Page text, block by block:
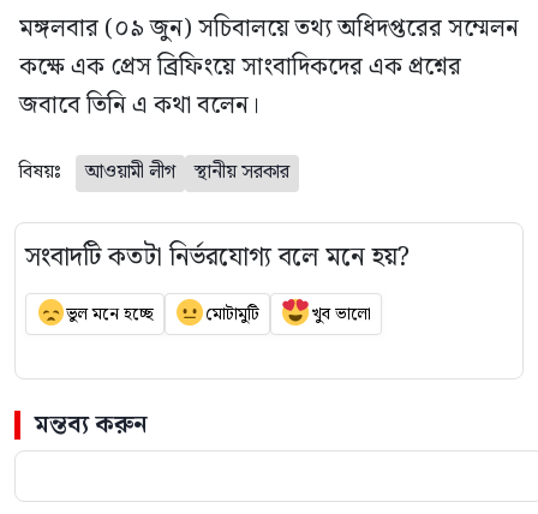
মঙ্গলবার (০৯ জুন) সচিবালয়ে তথ্য অধিদপ্তরের সম্মেলন
কক্ষে এক প্রেস ব্রিফিংয়ে সাংবাদিকদের এক প্রশ্নের
জবাবে তিনি এ কথা বলেন।
বিষয়ঃ আওয়ামী লীগ স্থানীয় সরকার
সংবাদটি কতটা নির্ভরযোগ্য বলে মনে হয়?
ভুল মনে হচ্ছে মোটামুটি খুব ভালো
মন্তব্য করুন